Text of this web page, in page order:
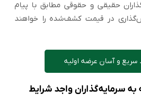
حقیقی و حقوقی مطابق با پیام
در قیمت کشف‌شده را خواهند
سریع و آسان عرضه اولیه
سرمایه‌گذاران واجد شرایط